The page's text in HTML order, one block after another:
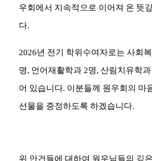
우회에서 지속적으로 이어져 온 뜻
다.
2026년 전기 학위수여자로는 사회
명, 언어재활학과 2명, 산림치유학과
어 있습니다. 이분들께 원우회의 마
선물을 증정하도록 하겠습니다.
위 안건들에 대하여 원우님들의 깊